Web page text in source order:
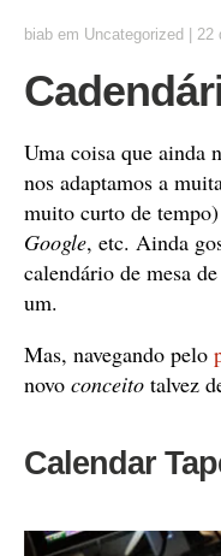
biab em Uncategorized 22
Uma coisa que ainda
nos adaptamos a
muito curto de
Google, etc. Ainda
calendário de mesa
um.
Mas, navegando pelo
novo conceito talvez
Calendar